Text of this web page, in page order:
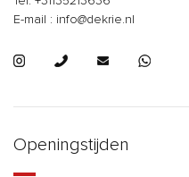
E-mail : info@dekrie.nl
Openingstijden